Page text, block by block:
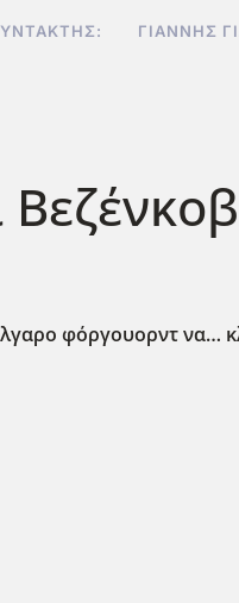
ΓΙΆΝΝΗΣ
φόργουορντ να…